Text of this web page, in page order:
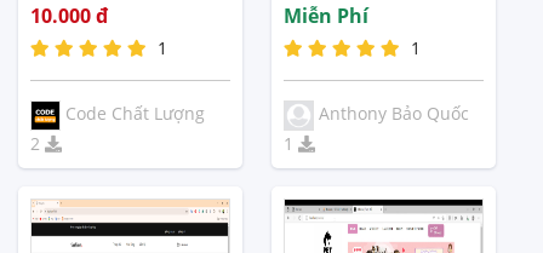
10.000 đ
1
Code Chất Lượng
2
Miễn Phí
1
Anthony Bảo Quốc
1